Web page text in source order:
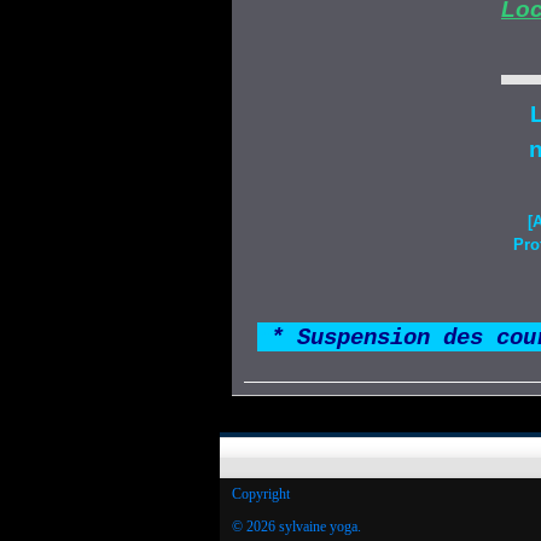
* Suspension des
Copyright
© 2026 sylvaine yoga.